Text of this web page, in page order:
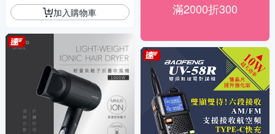
加入購物車 滿2000折300